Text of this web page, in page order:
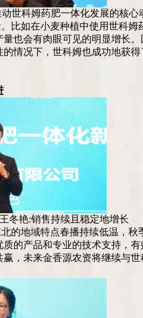
世科姆药肥一体化发展的核心
比如在小麦种植中使用世科
也会有肉眼可见的明显增长
情况下，世科姆也成功地获
冬艳:销售持续且稳定地增长
的地域特点春播持续低温，
的产品和专业的技术支持，
，未来金香源农资将继续与